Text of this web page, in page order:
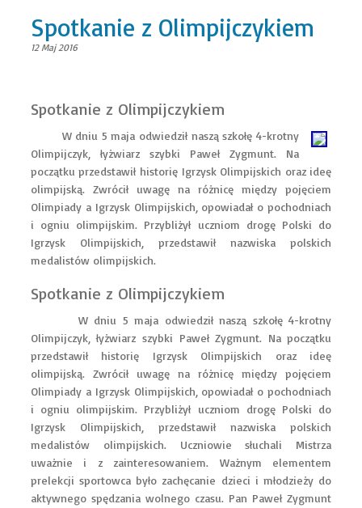
Spotkanie z Olimpijczykiem
12 Maj 2016
Spotkanie z Olimpijczykiem
W dniu 5 maja odwiedził naszą szkołę 4-krotny
Olimpijczyk, łyżwiarz szybki Paweł Zygmunt. Na
początku przedstawił historię Igrzysk Olimpijskich oraz ideę
olimpijską. Zwrócił uwagę na różnicę między pojęciem
Olimpiady a Igrzysk Olimpijskich, opowiadał o pochodniach
i ogniu olimpijskim. Przybliżył uczniom drogę Polski do
Igrzysk Olimpijskich, przedstawił nazwiska polskich
medalistów olimpijskich.
Spotkanie z Olimpijczykiem
W dniu 5 maja odwiedził naszą szkołę 4-krotny
Olimpijczyk, łyżwiarz szybki Paweł Zygmunt. Na początku
przedstawił historię Igrzysk Olimpijskich oraz ideę
olimpijską. Zwrócił uwagę na różnicę między pojęciem
Olimpiady a Igrzysk Olimpijskich, opowiadał o pochodniach
i ogniu olimpijskim. Przybliżył uczniom drogę Polski do
Igrzysk Olimpijskich, przedstawił nazwiska polskich
medalistów olimpijskich. Uczniowie słuchali Mistrza
uważnie i z zainteresowaniem. Ważnym elementem
prelekcji sportowca było zachęcanie dzieci i młodzieży do
aktywnego spędzania wolnego czasu. Pan Paweł Zygmunt